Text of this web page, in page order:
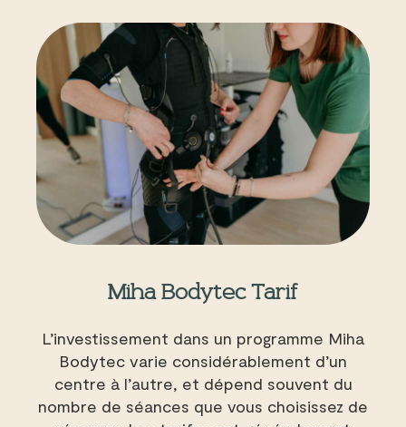
Miha Bodytec Tarif
L’investissement dans un programme Miha
Bodytec varie considérablement d’un
centre à l’autre, et dépend souvent du
nombre de séances que vous choisissez de